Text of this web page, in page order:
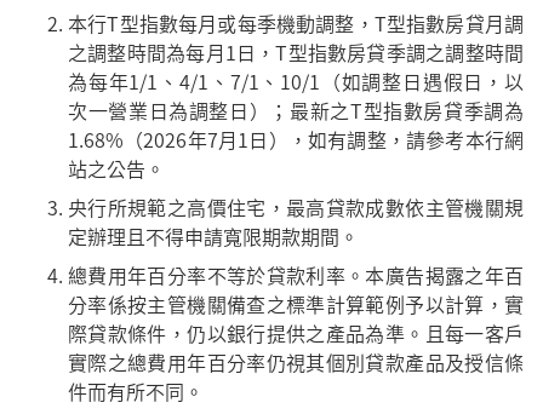
本行T型指數每月或每季機動調整，T型指數房貸月調
之調整時間為每月1日，T型指數房貸季調之調整時間
為每年1/1、4/1、7/1、10/1（如調整日遇假日，以
次一營業日為調整日）；最新之T型指數房貸季調為
1.68%（2026年7月1日），如有調整，請參考本行網
站之公告。
央行所規範之高價住宅，最高貸款成數依主管機關規
定辦理且不得申請寬限期款期間。
總費用年百分率不等於貸款利率。本廣告揭露之年百
分率係按主管機關備查之標準計算範例予以計算，實
際貸款條件，仍以銀行提供之產品為準。且每一客戶
實際之總費用年百分率仍視其個別貸款產品及授信條
件而有所不同。